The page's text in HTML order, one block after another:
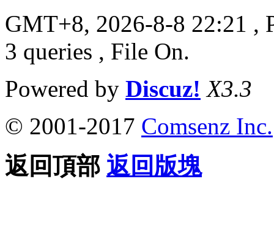
GMT+8, 2026-8-8 22:21 ,
3 queries , File On.
Powered by Discuz! X3.3
© 2001-2017 Comsenz Inc.
返回頂部 返回版塊